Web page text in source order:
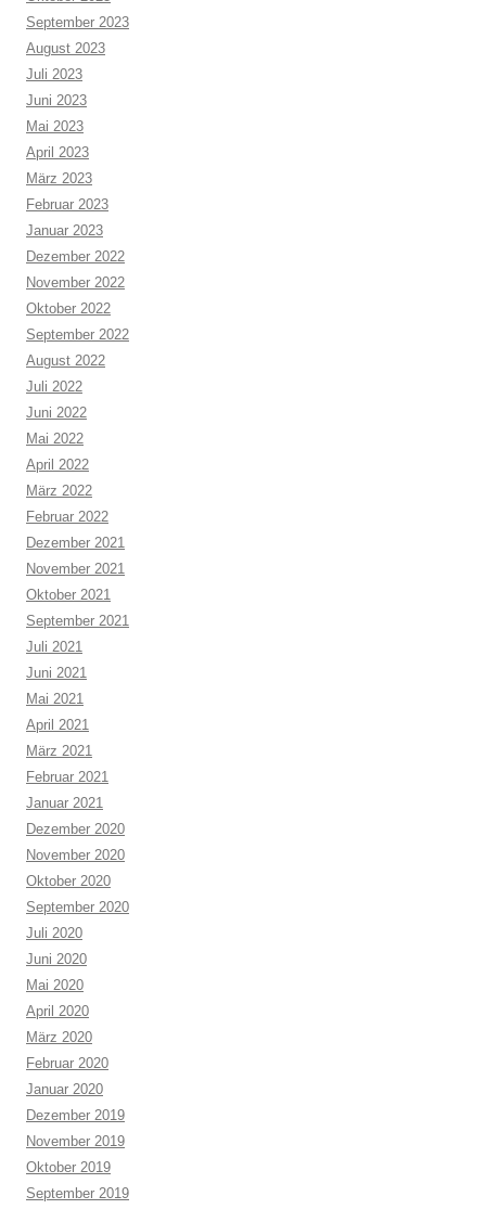
September 2023
August 2023
Juli 2023
Juni 2023
Mai 2023
April 2023
März 2023
Februar 2023
Januar 2023
Dezember 2022
November 2022
Oktober 2022
September 2022
August 2022
Juli 2022
Juni 2022
Mai 2022
April 2022
März 2022
Februar 2022
Dezember 2021
November 2021
Oktober 2021
September 2021
Juli 2021
Juni 2021
Mai 2021
April 2021
März 2021
Februar 2021
Januar 2021
Dezember 2020
November 2020
Oktober 2020
September 2020
Juli 2020
Juni 2020
Mai 2020
April 2020
März 2020
Februar 2020
Januar 2020
Dezember 2019
November 2019
Oktober 2019
September 2019